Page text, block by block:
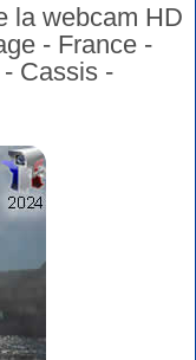
la webcam HD
- France -
Cassis -